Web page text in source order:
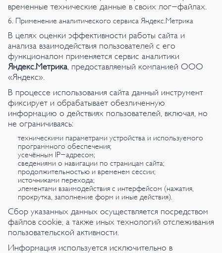
временные технические данные в своих лог-файлах.
6. Применение аналитического сервиса Яндекс.Метрика
В целях оценки эффективности работы сайта и
анализа взаимодействия пользователей с его
функционалом применяется сервис аналитики
Яндекс.Метрика, предоставляемый компанией ООО
«Яндекс».
В процессе использования сайта данный инструмент
фиксирует и обрабатывает обезличенную
информацию о действиях пользователей, включая, но
не ограничиваясь:
техническими параметрами устройства и используемого
программного обеспечения;
усечённым IP-адресом;
сведениями о навигации по страницам сайта;
продолжительностью и временем сессии;
источниками перехода;
элементами взаимодействия с интерфейсом (нажатия,
прокрутка, заполнение форм и иные действия).
Сбор указанных данных осуществляется посредством
файлов cookie, а также иных технологий отслеживания
пользовательской активности.
Информация используется исключительно в